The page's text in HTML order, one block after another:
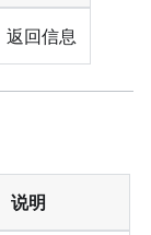
返回信息
说明